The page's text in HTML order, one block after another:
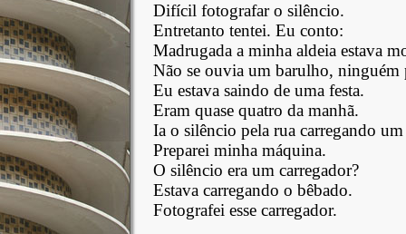
Difícil fotografar o silêncio.
Entretanto tentei. Eu conto:
Madrugada a minha aldeia estava
Não se ouvia um barulho, ninguém
Eu estava saindo de uma festa.
Eram quase quatro da manhã.
Ia o silêncio pela rua carregando
Preparei minha máquina.
O silêncio era um carregador?
Estava carregando o bêbado.
Fotografei esse carregador.